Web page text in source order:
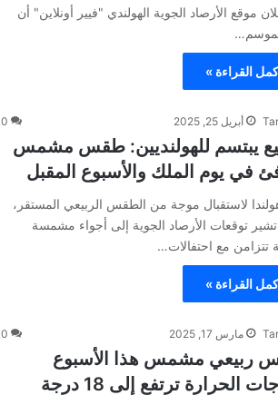
موقع الأرصاد الجوية الهولندي "فيير أونلاين" أن
القراءة »
أبريل 25, 2025 0
يبتسم للهولنديين: طقس مشمس
في يوم الملك والأسبوع المقبل
هولندا لاستقبال موجة من الطقس الربيعي المستقر،
توقعات الأرصاد الجوية إلى أجواء مشمسة
تتزامن مع احتفالات…
القراءة »
مارس 17, 2025 0
ربيعي مشمس هذا الأسبوع
ودرجات الحرارة ترتفع إلى 18 درجة